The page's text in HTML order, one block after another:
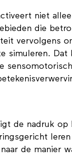
niet
die
vervolgens
simuleren.
de nadruk
de manier